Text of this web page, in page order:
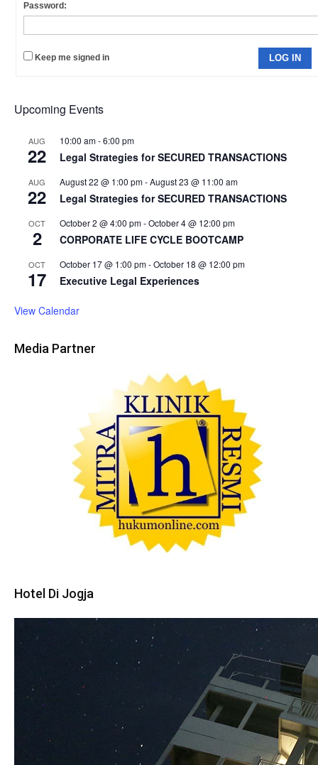
Password:
Keep me signed in LOG IN
Upcoming Events
AUG
22
10:00 am-6:00 pm
Legal Strategies for SECURED TRANSACTIONS
AUG
22
August 22 @ 1:00 pm-August 23 @ 11:00 am
Legal Strategies for SECURED TRANSACTIONS
OCT
2
October 2 @ 4:00 pm-October 4 @ 12:00 pm
CORPORATE LIFE CYCLE BOOTCAMP
OCT
17
October 17 @ 1:00 pm-October 18 @ 12:00 pm
Executive Legal Experiences
View Calendar
Media Partner
Hotel Di Jogja